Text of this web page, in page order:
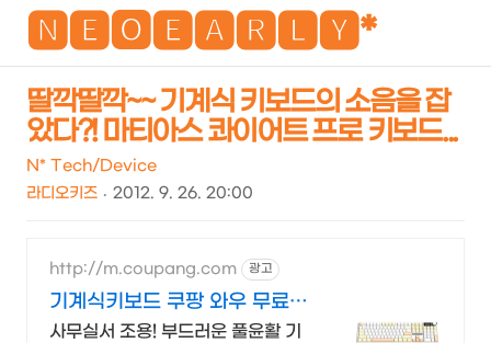
🅽🅴🅾🅴🅰🆁🅻🆈*
검
메
딸깍딸깍~~ 기계식 키보드의 소음을 잡
았다?! 마티아스 콰이어트 프로 키보드...
N* Tech/Device
라디오키즈
2012. 9. 26. 20:00
http://m.coupang.com 광고
기계식키보드 쿠팡 와우 무료배
송
사무실서 조용! 부드러운 풀윤활 기